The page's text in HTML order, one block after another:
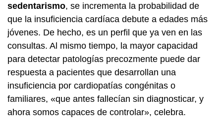
sedentarismo, se incrementa la probabilidad de
que la insuficiencia cardíaca debute a edades más
jóvenes. De hecho, es un perfil que ya ven en las
consultas. Al mismo tiempo, la mayor capacidad
para detectar patologías precozmente puede dar
respuesta a pacientes que desarrollan una
insuficiencia por cardiopatías congénitas o
familiares, «que antes fallecían sin diagnosticar, y
ahora somos capaces de controlar», celebra.